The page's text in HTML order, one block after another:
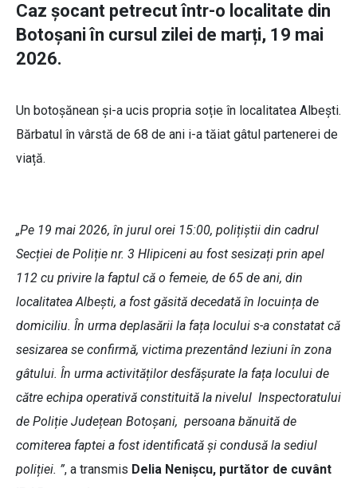
Caz șocant petrecut într-o localitate din
Botoșani în cursul zilei de marți, 19 mai
2026.
Un botoșănean și-a ucis propria soție în localitatea Albești.
Bărbatul în vârstă de 68 de ani i-a tăiat gâtul partenerei de
viață.
„Pe 19 mai 2026, în jurul orei 15:00, polițiștii din cadrul
Secției de Poliție nr. 3 Hlipiceni au fost sesizați prin apel
112 cu privire la faptul că o femeie, de 65 de ani, din
localitatea Albești, a fost găsită decedată în locuința de
domiciliu. În urma deplasării la fața locului s-a constatat că
sesizarea se confirmă, victima prezentând leziuni în zona
gâtului. În urma activităților desfășurate la fața locului de
către echipa operativă constituită la nivelul Inspectoratului
de Poliție Județean Botoșani, persoana bănuită de
comiterea faptei a fost identificată și condusă la sediul
poliției. ”, a transmis Delia Nenișcu, purtător de cuvânt